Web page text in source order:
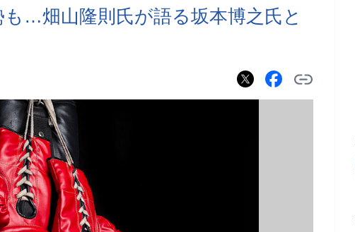
…畑山隆則氏が語る坂本博之氏と